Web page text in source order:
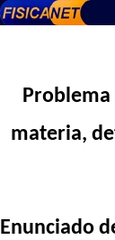
Problema
materia,
Enunciado